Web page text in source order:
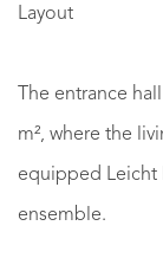
Layout
The entrance
m², where the
equipped Leicht
ensemble.